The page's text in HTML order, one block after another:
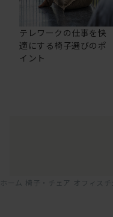
テレワークの仕事を快
適にする椅子選びのポ
イント
ホーム 椅子・チェア オフィス